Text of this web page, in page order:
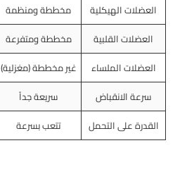
العضلات الهيكلية
مخططة ومنظمة
العضلات القلبية
مخططة ومتفرعة
العضلات الملساء
غير مخططة (مغزلية)
سرعة الانقباض
سريعة جداً
القدرة على التحمل
تتعب بسرعة